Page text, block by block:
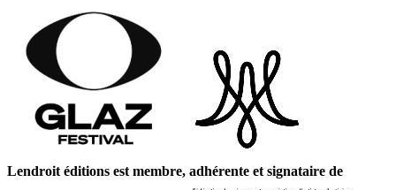
Lendroit éditions est membre, adhérente et signataire de